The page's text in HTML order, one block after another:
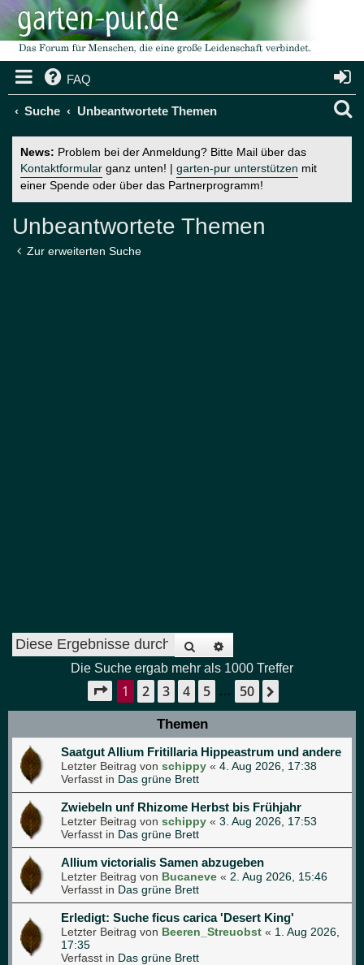
FAQ
Suche Unbeantwortete Themen
News: Problem bei der Anmeldung? Bitte Mail über das
Kontaktformular ganz unten! | garten-pur unterstützen mit
einer Spende oder über das Partnerprogramm!
Unbeantwortete Themen
Zur erweiterten Suche
Suche
Die Suche ergab mehr als 1000 Treffer
Seite 1von 50
1 2 3 4 5 … 50
Themen
Saatgut Allium Fritillaria Hippeastrum und andere
Letzter Beitrag von schippy « 4. Aug 2026, 17:38
Verfasst in Das grüne Brett
Zwiebeln unf Rhizome Herbst bis Frühjahr
Letzter Beitrag von schippy « 3. Aug 2026, 17:53
Verfasst in Das grüne Brett
Allium victorialis Samen abzugeben
Letzter Beitrag von Bucaneve « 2. Aug 2026, 15:46
Verfasst in Das grüne Brett
Erledigt: Suche ficus carica 'Desert King'
Letzter Beitrag von Beeren_Streuobst « 1. Aug 2026,
17:35
Verfasst in Das grüne Brett